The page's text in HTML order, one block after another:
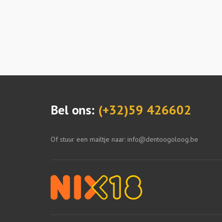
Bel ons: (+32)59 426602
Of stuur een mailtje naar: info@dentoogoloog.be